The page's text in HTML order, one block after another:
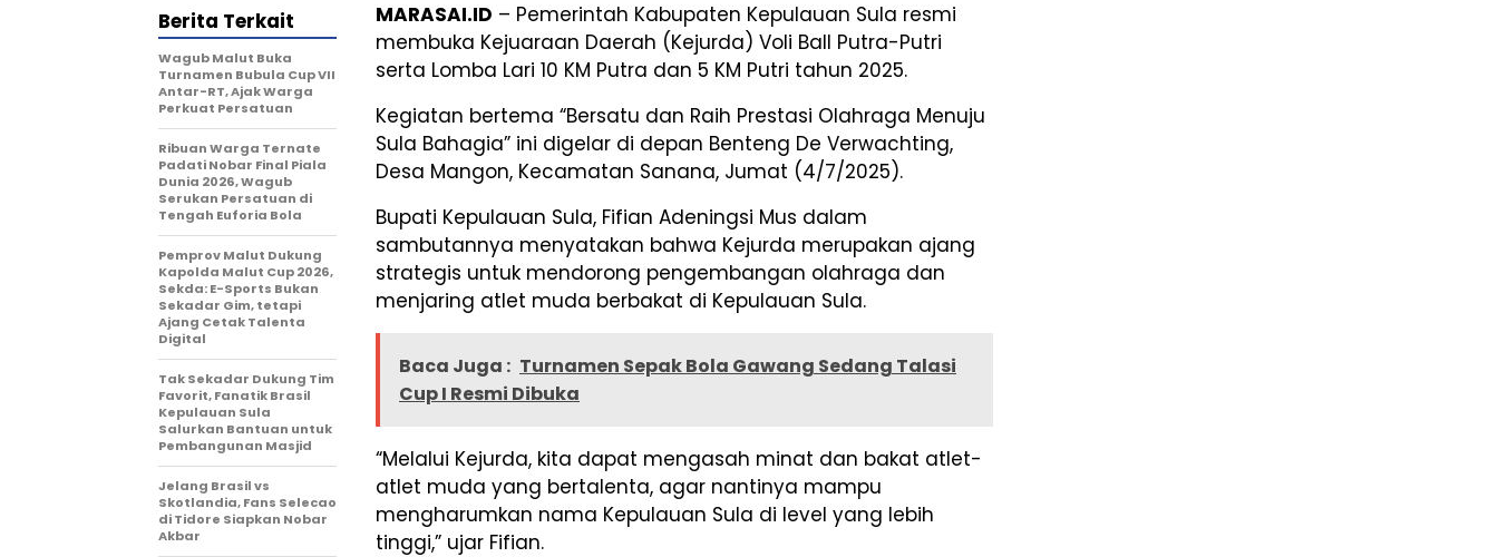
MARASAI.ID – Pemerintah Kabupaten Kepulauan Sula resmi
membuka Kejuaraan Daerah (Kejurda) Voli Ball Putra-Putri
serta Lomba Lari 10 KM Putra dan 5 KM Putri tahun 2025.
Kegiatan bertema “Bersatu dan Raih Prestasi Olahraga Menuju
Sula Bahagia” ini digelar di depan Benteng De Verwachting,
Desa Mangon, Kecamatan Sanana, Jumat (4/7/2025).
Bupati Kepulauan Sula, Fifian Adeningsi Mus dalam
sambutannya menyatakan bahwa Kejurda merupakan ajang
strategis untuk mendorong pengembangan olahraga dan
menjaring atlet muda berbakat di Kepulauan Sula.
Baca Juga : Turnamen Sepak Bola Gawang Sedang Talasi
Cup I Resmi Dibuka
“Melalui Kejurda, kita dapat mengasah minat dan bakat atlet-
atlet muda yang bertalenta, agar nantinya mampu
mengharumkan nama Kepulauan Sula di level yang lebih
tinggi,” ujar Fifian.
Berita Terkait
Wagub Malut Buka
Turnamen Bubula Cup VII
Antar-RT, Ajak Warga
Perkuat Persatuan
Ribuan Warga Ternate
Padati Nobar Final Piala
Dunia 2026, Wagub
Serukan Persatuan di
Tengah Euforia Bola
Pemprov Malut Dukung
Kapolda Malut Cup 2026,
Sekda: E-Sports Bukan
Sekadar Gim, tetapi
Ajang Cetak Talenta
Digital
Tak Sekadar Dukung Tim
Favorit, Fanatik Brasil
Kepulauan Sula
Salurkan Bantuan untuk
Pembangunan Masjid
Jelang Brasil vs
Skotlandia, Fans Selecao
di Tidore Siapkan Nobar
Akbar